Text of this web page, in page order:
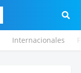
Internacionales